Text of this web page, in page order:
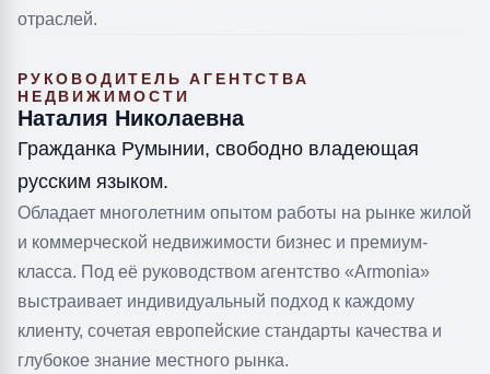
отраслей.
РУКОВОДИТЕЛЬ АГЕНТСТВА
НЕДВИЖИМОСТИ
Наталия Николаевна
Гражданка Румынии, свободно владеющая
русским языком.
Обладает многолетним опытом работы на рынке жилой
и коммерческой недвижимости бизнес и премиум-
класса. Под её руководством агентство «Armonia»
выстраивает индивидуальный подход к каждому
клиенту, сочетая европейские стандарты качества и
глубокое знание местного рынка.